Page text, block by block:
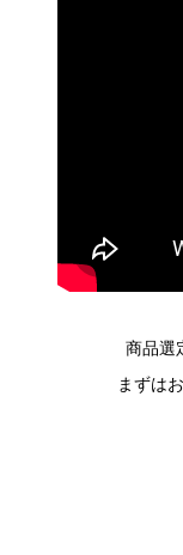
商品選
まずは